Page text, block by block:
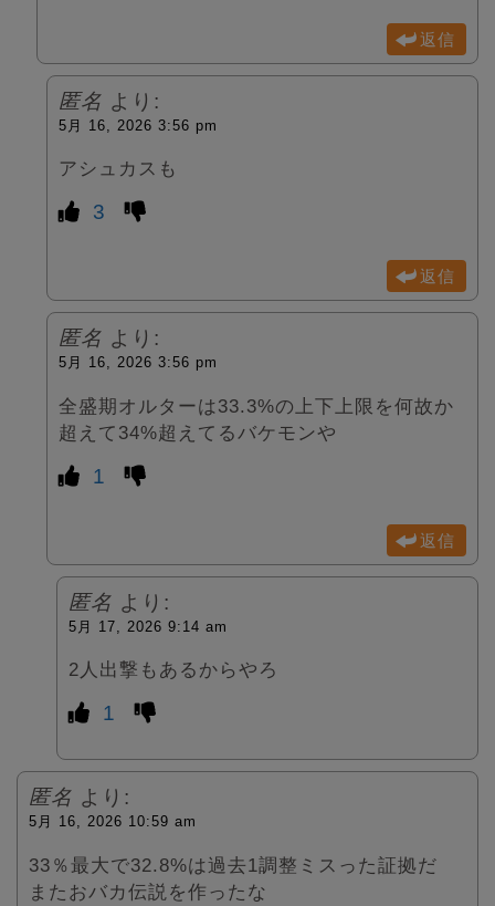
返信
匿名 より:
5月 16, 2026 3:56 pm
アシュカスも
3
返信
匿名 より:
5月 16, 2026 3:56 pm
全盛期オルターは33.3%の上下上限を何故か
超えて34%超えてるバケモンや
1
返信
匿名 より:
5月 17, 2026 9:14 am
2人出撃もあるからやろ
1
匿名 より:
5月 16, 2026 10:59 am
33％最大で32.8%は過去1調整ミスった証拠だ
またおバカ伝説を作ったな